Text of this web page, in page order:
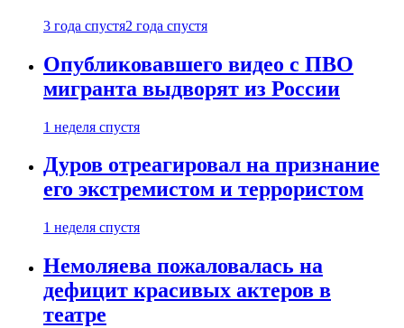
3 года спустя2 года спустя
Опубликовавшего видео с ПВО
мигранта выдворят из России
1 неделя спустя
Дуров отреагировал на признание
его экстремистом и террористом
1 неделя спустя
Немоляева пожаловалась на
дефицит красивых актеров в
театре